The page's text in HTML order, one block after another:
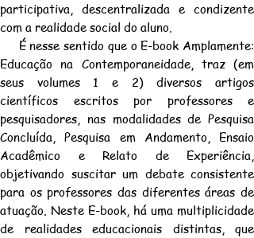
participativa, descentralizada e condizente
com a realidade social do aluno.
É nesse sentido que o E-book Amplamente:
Educação na Contemporaneidade, traz (em
seus volumes 1 e 2) diversos artigos
científicos escritos por professores e
pesquisadores, nas modalidades de Pesquisa
Concluída, Pesquisa em Andamento, Ensaio
Acadêmico e Relato de Experiência,
objetivando suscitar um debate consistente
para os professores das diferentes áreas de
atuação. Neste E-book, há uma multiplicidade
de realidades educacionais distintas, que